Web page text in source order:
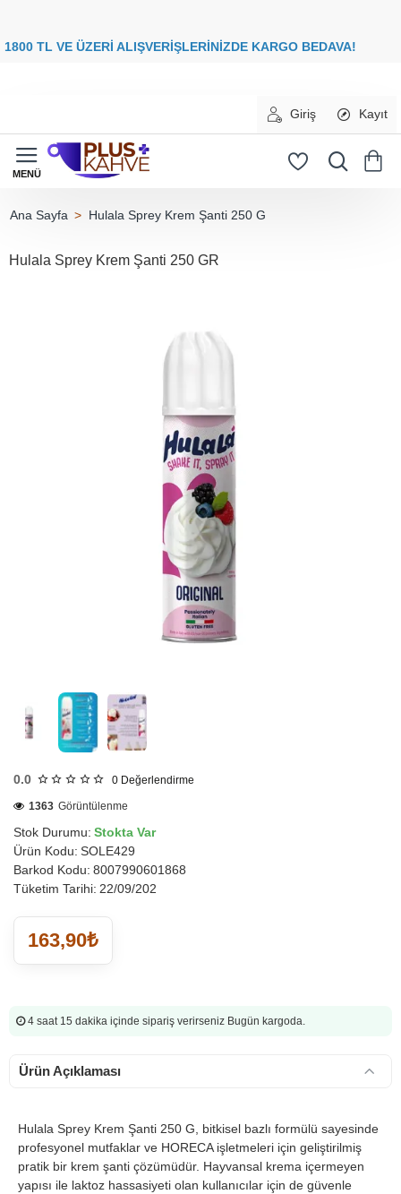
00 TL VE ÜZERİ ALIŞVERİŞLERİNİZDE KARGO
Giriş Kayıt
Hulala Sprey Krem Şanti 250 G
Hulala Sprey Krem Şanti 250 GR
GÖNDERİ
0.0 0 Değerlendirme
Stok Durumu: Stokta Var
Ürün Kodu: SOLE429
Barkod Kodu: 8007990601868
Tüketim Tarihi: 22/09/202
1363 Görüntülenme
163,90₺
4 saat 15 dakika içinde sipariş verirseniz Bugün kargoda.
Ürün Açıklaması
Hulala Sprey Krem Şanti 250 G, bitkisel bazlı formülü sayesinde
profesyonel mutfaklar ve HORECA işletmeleri için geliştirilmiş
pratik bir krem şanti çözümüdür. Hayvansal krema içermeyen
yapısı ile laktoz hassasiyeti olan kullanıcılar için de güvenle